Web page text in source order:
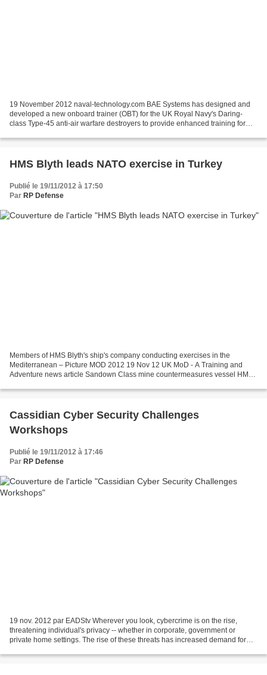
19 November 2012 naval-technology.com BAE Systems has designed and
developed a new onboard trainer (OBT) for the UK Royal Navy's Daring-
class Type-45 anti-air warfare destroyers to provide enhanced training for
HMS Blyth leads NATO exercise in Turkey
Publié le 19/11/2012 à 17:50
Par RP Defense
Members of HMS Blyth's ship's company conducting exercises in the
Mediterranean – Picture MOD 2012 19 Nov 12 UK MoD - A Training and
Adventure news article Sandown Class mine countermeasures vessel HMS
Cassidian Cyber Security Challenges
Workshops
Publié le 19/11/2012 à 17:46
Par RP Defense
19 nov. 2012 par EADStv Wherever you look, cybercrime is on the rise,
threatening individual's privacy -- whether in corporate, government or
private home settings. The rise of these threats has increased demand for